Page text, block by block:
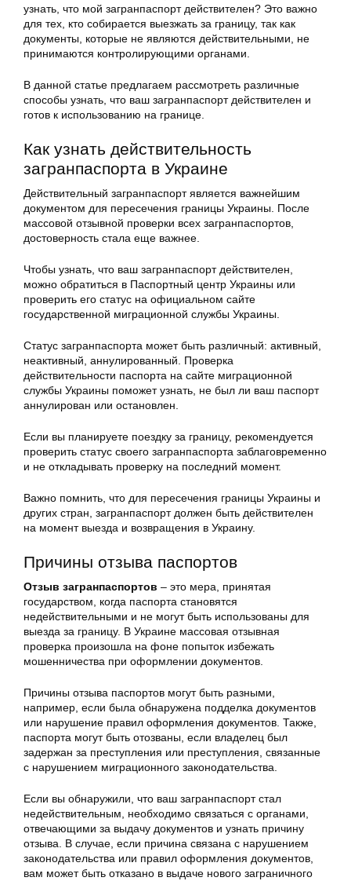
узнать, что мой загранпаспорт действителен? Это важно
для тех, кто собирается выезжать за границу, так как
документы, которые не являются действительными, не
принимаются контролирующими органами.
В данной статье предлагаем рассмотреть различные
способы узнать, что ваш загранпаспорт действителен и
готов к использованию на границе.
Как узнать действительность
загранпаспорта в Украине
Действительный загранпаспорт является важнейшим
документом для пересечения границы Украины. После
массовой отзывной проверки всех загранпаспортов,
достоверность стала еще важнее.
Чтобы узнать, что ваш загранпаспорт действителен,
можно обратиться в Паспортный центр Украины или
проверить его статус на официальном сайте
государственной миграционной службы Украины.
Статус загранпаспорта может быть различный: активный,
неактивный, аннулированный. Проверка
действительности паспорта на сайте миграционной
службы Украины поможет узнать, не был ли ваш паспорт
аннулирован или остановлен.
Если вы планируете поездку за границу, рекомендуется
проверить статус своего загранпаспорта заблаговременно
и не откладывать проверку на последний момент.
Важно помнить, что для пересечения границы Украины и
других стран, загранпаспорт должен быть действителен
на момент выезда и возвращения в Украину.
Причины отзыва паспортов
Отзыв загранпаспортов – это мера, принятая
государством, когда паспорта становятся
недействительными и не могут быть использованы для
выезда за границу. В Украине массовая отзывная
проверка произошла на фоне попыток избежать
мошенничества при оформлении документов.
Причины отзыва паспортов могут быть разными,
например, если была обнаружена подделка документов
или нарушение правил оформления документов. Также,
паспорта могут быть отозваны, если владелец был
задержан за преступления или преступления, связанные
с нарушением миграционного законодательства.
Если вы обнаружили, что ваш загранпаспорт стал
недействительным, необходимо связаться с органами,
отвечающими за выдачу документов и узнать причину
отзыва. В случае, если причина связана с нарушением
законодательства или правил оформления документов,
вам может быть отказано в выдаче нового заграничного